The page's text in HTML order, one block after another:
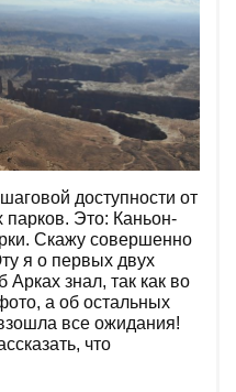
доступности от
Это: Каньон-
Скажу совершенно
я о первых двух
знал, так как во
а об остальных
все ожидания!
что